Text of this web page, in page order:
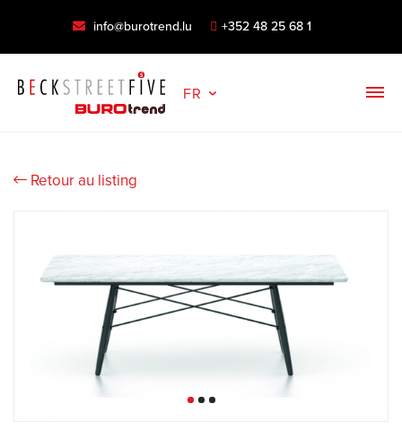
info@burotrend.lu +352 48 25 68 1
FR
Retour au listing